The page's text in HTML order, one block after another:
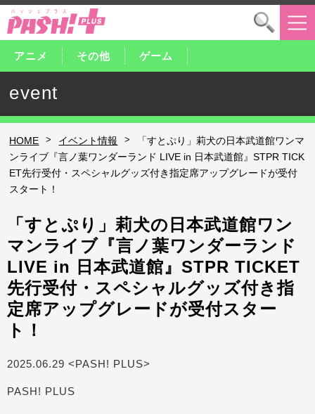
アニメ その他 ゲーム
event
HOME > イベント情報 >
「すとぷり」莉犬の日本武道館ワンマ
ンライブ『言ノ葉ワンダーランド LIVE in 日本武道館』STPR TICK
ET先行受付・スペシャルグッズ付き指定席アップグレードが受付
スタート！
「すとぷり」莉犬の日本武道館ワン
マンライブ『言ノ葉ワンダーランド
LIVE in 日本武道館』STPR TICKET
先行受付・スペシャルグッズ付き指
定席アップグレードが受付スター
ト！
2025.06.29 <PASH! PLUS>
PASH! PLUS